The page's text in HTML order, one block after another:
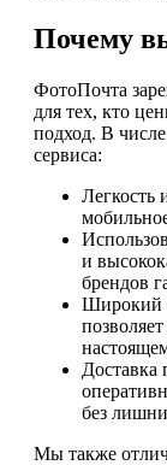
Почему
ФотоПочта
для тех, кто
подход. В
сервиса:
Легкость
и
брендов
Широкий
Доставка
без
Мы также